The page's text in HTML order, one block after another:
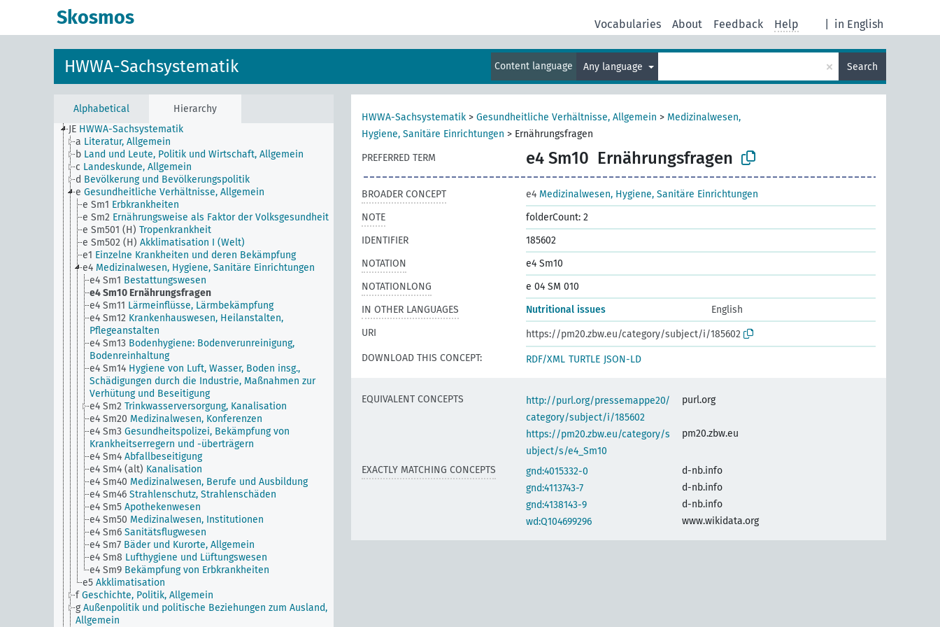
Skosmos in English
Vocabularies About Feedback Help
HWWA-Sachsystematik Content language Any language × Search
Alphabetical
Hierarchy
JE HWWA-Sachsystematik
a Literatur, Allgemein
b Land und Leute, Politik und Wirtschaft, Allgemein
c Landeskunde, Allgemein
d Bevölkerung und Bevölkerungspolitik
e Gesundheitliche Verhältnisse, Allgemein
e Sm1 Erbkrankheiten
e Sm2 Ernährungsweise als Faktor der Volksgesundheit
e Sm501 (H) Tropenkrankheit
e Sm502 (H) Akklimatisation I (Welt)
e1 Einzelne Krankheiten und deren Bekämpfung
e4 Medizinalwesen, Hygiene, Sanitäre Einrichtungen
e4 Sm1 Bestattungswesen
e4 Sm10 Ernährungsfragen
e4 Sm11 Lärmeinflüsse, Lärmbekämpfung
e4 Sm12 Krankenhauswesen, Heilanstalten,
Pflegeanstalten
e4 Sm13 Bodenhygiene: Bodenverunreinigung,
Bodenreinhaltung
e4 Sm14 Hygiene von Luft, Wasser, Boden insg.,
Schädigungen durch die Industrie, Maßnahmen zur
Verhütung und Beseitigung
e4 Sm2 Trinkwasserversorgung, Kanalisation
e4 Sm20 Medizinalwesen, Konferenzen
e4 Sm3 Gesundheitspolizei, Bekämpfung von
Krankheitserregern und -überträgern
e4 Sm4 Abfallbeseitigung
e4 Sm4 (alt) Kanalisation
e4 Sm40 Medizinalwesen, Berufe und Ausbildung
e4 Sm46 Strahlenschutz, Strahlenschäden
e4 Sm5 Apothekenwesen
e4 Sm50 Medizinalwesen, Institutionen
e4 Sm6 Sanitätsflugwesen
e4 Sm7 Bäder und Kurorte, Allgemein
e4 Sm8 Lufthygiene und Lüftungswesen
e4 Sm9 Bekämpfung von Erbkrankheiten
e5 Akklimatisation
f Geschichte, Politik, Allgemein
g Außenpolitik und politische Beziehungen zum Ausland,
Allgemein
HWWA-Sachsystematik > Gesundheitliche Verhältnisse, Allgemein > Medizinalwesen,
Hygiene, Sanitäre Einrichtungen > Ernährungsfragen
PREFERRED TERM
e4 Sm10 Ernährungsfragen
BROADER CONCEPT e4 Medizinalwesen, Hygiene, Sanitäre Einrichtungen
NOTE
folderCount: 2
IDENTIFIER
185602
NOTATION
e4 Sm10
NOTATIONLONG
e 04 SM 010
IN OTHER LANGUAGES
Nutritional issues
English
URI
https://pm20.zbw.eu/category/subject/i/185602
DOWNLOAD THIS CONCEPT:
RDF/XML TURTLE JSON-LD
EQUIVALENT CONCEPTS
http://purl.org/pressemappe20/
category/subject/i/185602
purl.org
https://pm20.zbw.eu/category/s
ubject/s/e4_Sm10
pm20.zbw.eu
EXACTLY MATCHING CONCEPTS gnd:4015332-0
d-nb.info
gnd:4113743-7
d-nb.info
gnd:4138143-9
d-nb.info
wd:Q104699296
www.wikidata.org